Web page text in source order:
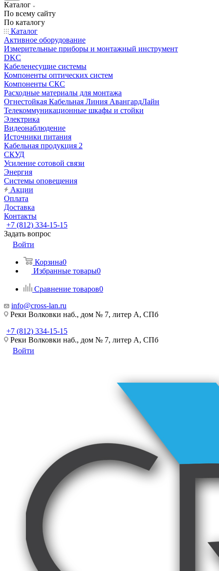
Каталог
По всему сайту
По каталогу
Каталог
Активное оборудование
Измерительные приборы и монтажный инструмент
DKC
Кабеленесущие системы
Компоненты оптических систем
Компоненты СКС
Расходные материалы для монтажа
Огнестойкая Кабельная Линия АвангардЛайн
Телекоммуникационные шкафы и стойки
Электрика
Видеонаблюдение
Источники питания
Кабельная продукция 2
СКУД
Усиление сотовой связи
Энергия
Системы оповещения
Акции
Оплата
Доставка
Контакты
+7 (812) 334-15-15
Задать вопрос
Войти
Корзина0
Избранные товары0
Сравнение товаров0
info@cross-lan.ru
Реки Волковки наб., дом № 7, литер А, СПб
+7 (812) 334-15-15
Реки Волковки наб., дом № 7, литер А, СПб
Войти